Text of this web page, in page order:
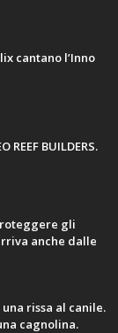
cantano l’Inno
REEF BUILDERS.
gli
anche dalle
rissa al canile.
cagnolina.